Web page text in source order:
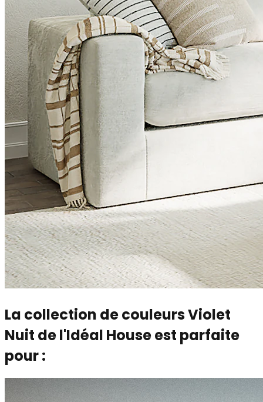
La collection de couleurs Violet
Nuit de l'Idéal House est parfaite
pour :